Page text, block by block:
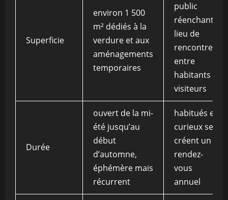
Superficie
environ 1 500
m² dédiés à la
verdure et aux
aménagements
temporaires
public
réenchanté,
lieu de
rencontre
entre
habitants et
visiteurs
Durée
ouvert de la mi-
été jusqu’au
début
d’automne,
éphémère mais
récurrent
habitués et
curieux se
créent un
rendez-
vous
annuel